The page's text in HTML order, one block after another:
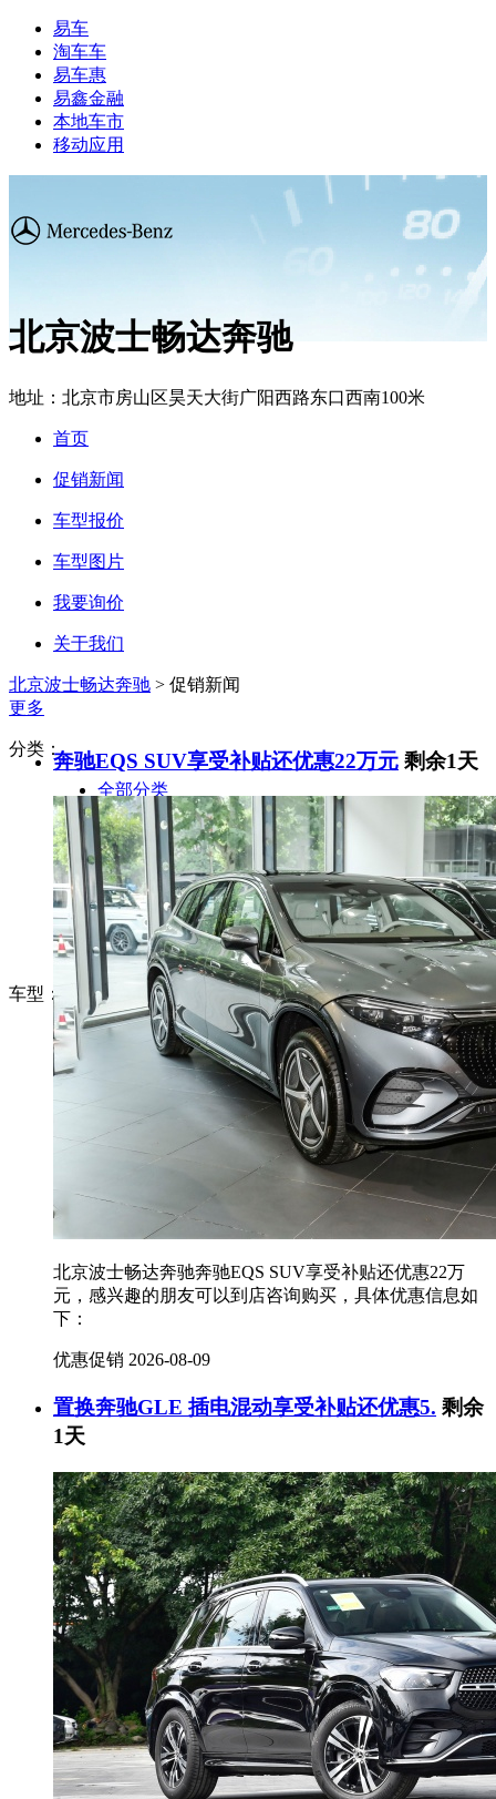
易车
淘车车
易车惠
易鑫金融
本地车市
移动应用
北京波士畅达奔驰
地址： 北京市房山区昊天大街广阳西路东口西南100米
首页
促销新闻
车型报价
车型图片
我要询价
关于我们
北京波士畅达奔驰 > 促销新闻
更多
分类：
全部分类
企业新闻
优惠促销
车友活动
新车到店
维修保养
置换信息
精彩视频
车型：
全部车型
奔驰EQS SUV
奔驰GLE 插电混动
奔驰CLA新能源
奔驰EQE
奔驰GLC轿跑
奔驰E级(进口)
奔驰EQS SUV享受补贴还优惠22万元 剩余1天
北京波士畅达奔驰奔驰EQS SUV享受补贴还优惠22万
元，感兴趣的朋友可以到店咨询购买，具体优惠信息如
下：
优惠促销 2026-08-09
置换奔驰GLE 插电混动享受补贴还优惠5. 剩余
1天